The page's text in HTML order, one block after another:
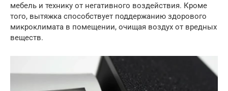
мебель и технику от негативного воздействия. Кроме
того, вытяжка способствует поддержанию здорового
микроклимата в помещении, очищая воздух от вредных
веществ.